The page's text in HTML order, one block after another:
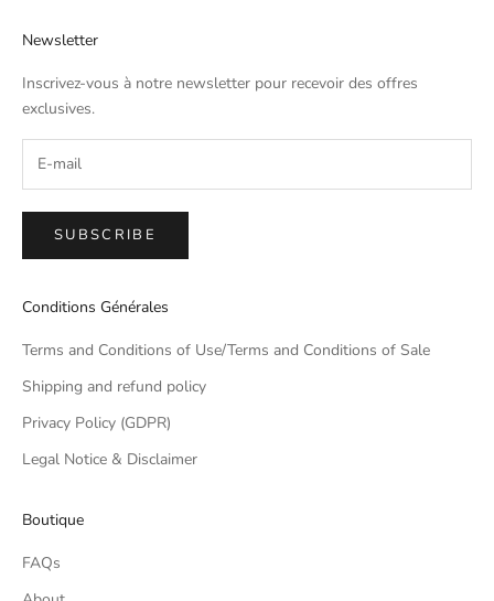
Newsletter
Inscrivez-vous à notre newsletter pour recevoir des offres
exclusives.
SUBSCRIBE
Conditions Générales
Terms and Conditions of Use/Terms and Conditions of Sale
Shipping and refund policy
Privacy Policy (GDPR)
Legal Notice & Disclaimer
Boutique
FAQs